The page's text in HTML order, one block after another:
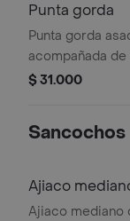
Punta gorda
Punta gorda
acompañada
ensalada.
$ 31.000
Sancochos
Ajiaco
Ajiaco mediano